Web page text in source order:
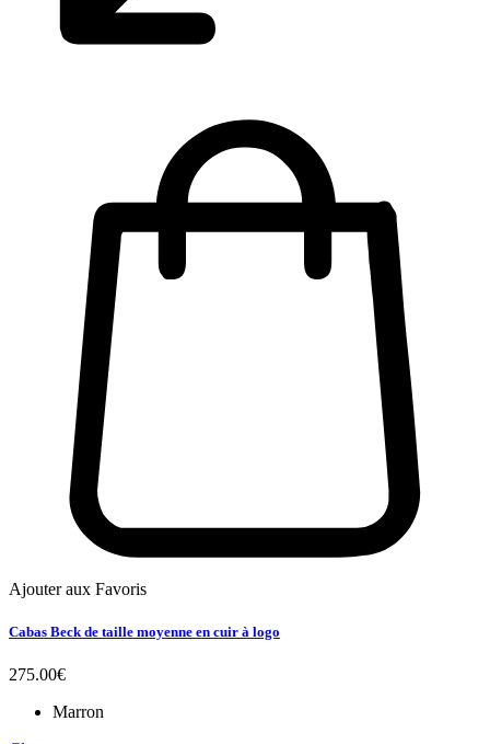
Ajouter aux Favoris
Cabas Beck de taille moyenne en cuir à logo
275.00€
Marron